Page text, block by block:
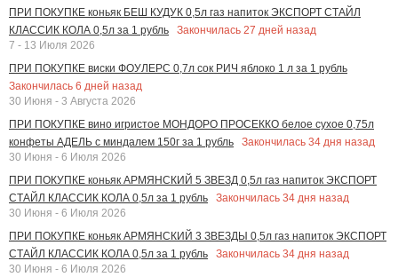
ПРИ ПОКУПКЕ коньяк БЕШ КУДУК 0,5л газ напиток ЭКСПОРТ СТАЙЛ
КЛАССИК КОЛА 0,5л за 1 рубль
Закончилась 27 дней назад
7 - 13 Июля 2026
ПРИ ПОКУПКЕ виски ФОУЛЕРС 0,7л сок РИЧ яблоко 1 л за 1 рубль
Закончилась 6 дней назад
30 Июня - 3 Августа 2026
ПРИ ПОКУПКЕ вино игристое МОНДОРО ПРОСЕККО белое сухое 0,75л
конфеты АДЕЛЬ с миндалем 150г за 1 рубль
Закончилась 34 дня назад
30 Июня - 6 Июля 2026
ПРИ ПОКУПКЕ коньяк АРМЯНСКИЙ 5 ЗВЕЗД 0,5л газ напиток ЭКСПОРТ
СТАЙЛ КЛАССИК КОЛА 0,5л за 1 рубль
Закончилась 34 дня назад
30 Июня - 6 Июля 2026
ПРИ ПОКУПКЕ коньяк АРМЯНСКИЙ 3 ЗВЕЗДЫ 0,5л газ напиток ЭКСПОРТ
СТАЙЛ КЛАССИК КОЛА 0,5л за 1 рубль
Закончилась 34 дня назад
30 Июня - 6 Июля 2026